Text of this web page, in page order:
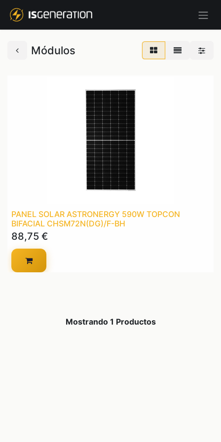
Módulos
PANEL SOLAR ASTRONERGY 590W TOPCON
BIFACIAL CHSM72N(DG)/F-BH
88,75 €
Mostrando 1 Productos